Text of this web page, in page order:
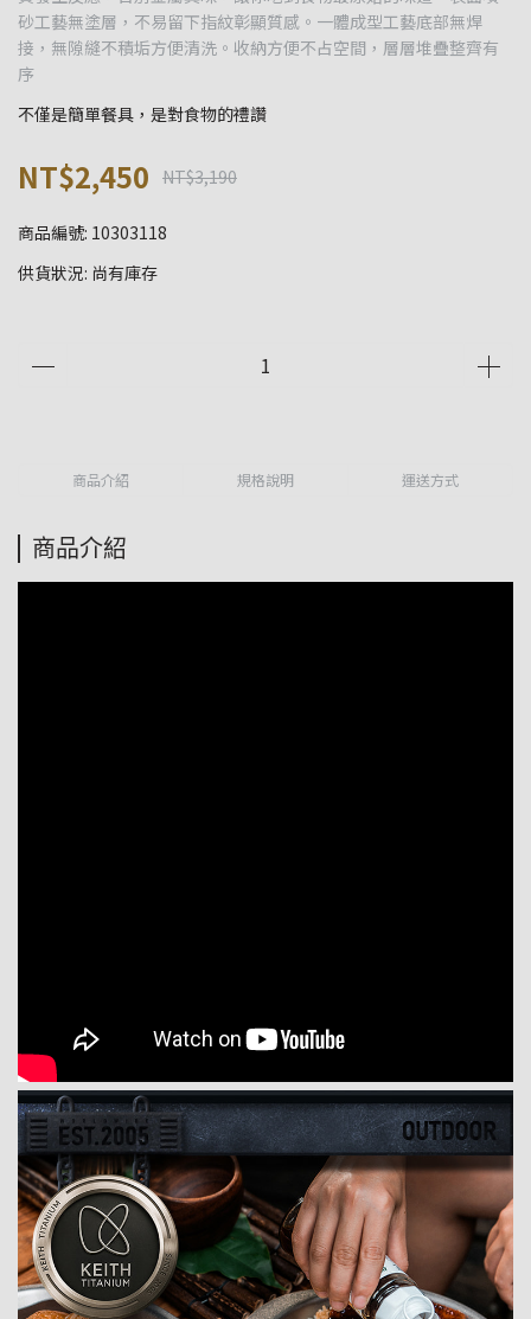
砂工藝無塗層，不易留下指紋彰顯質感。一體成型工藝底部無焊
接，無隙縫不積垢方便清洗。收納方便不占空間，層層堆疊整齊有
序
不僅是簡單餐具，是對食物的禮讚
NT$2,450 NT$3,190
商品編號: 10303118
供貨狀況: 尚有庫存
商品介紹 規格說明 運送方式
商品介紹